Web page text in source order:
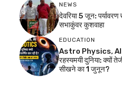
NEWS
देवरिया 5 जून:
सभाकुंवर कुशवाहा
EDUCATION
Astro Physics,
रहस्यमयी दुनिया: क्यों
सीखने का 1 जुनून?